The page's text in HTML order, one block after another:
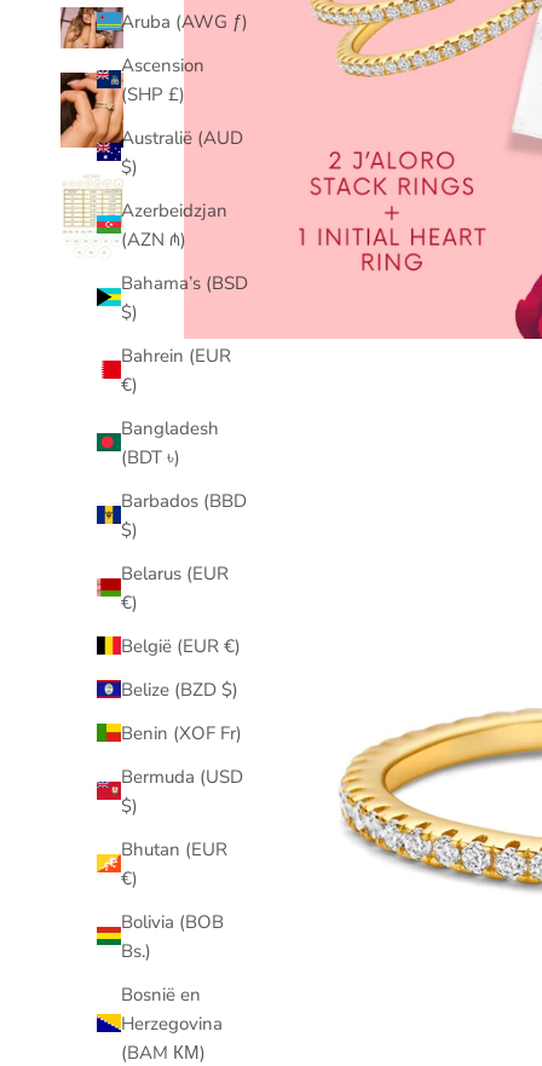
Aruba (AWG ƒ)
Ascension
(SHP £)
Australië (AUD
$)
Azerbeidzjan
(AZN ₼)
Bahama’s (BSD
$)
Bahrein (EUR
€)
Bangladesh
(BDT ৳)
Barbados (BBD
$)
Belarus (EUR
€)
België (EUR €)
Belize (BZD $)
Benin (XOF Fr)
Bermuda (USD
$)
Bhutan (EUR
€)
Bolivia (BOB
Bs.)
Bosnië en
Herzegovina
(BAM КМ)